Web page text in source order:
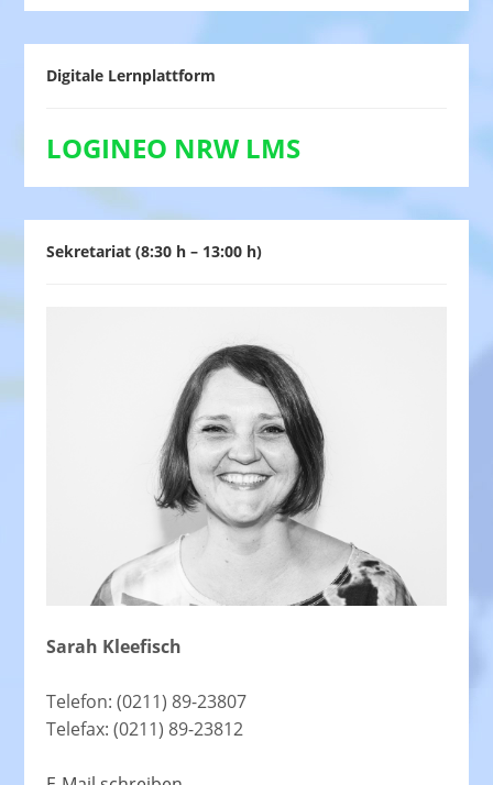
Digitale Lernplattform
LOGINEO NRW LMS
Sekretariat (8:30 h – 13:00 h)
Sarah Kleefisch
Telefon: (0211) 89-23807
Telefax: (0211) 89-23812